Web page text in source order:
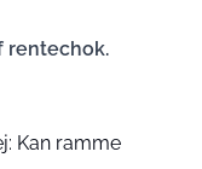
rentechok.
Kan ramme